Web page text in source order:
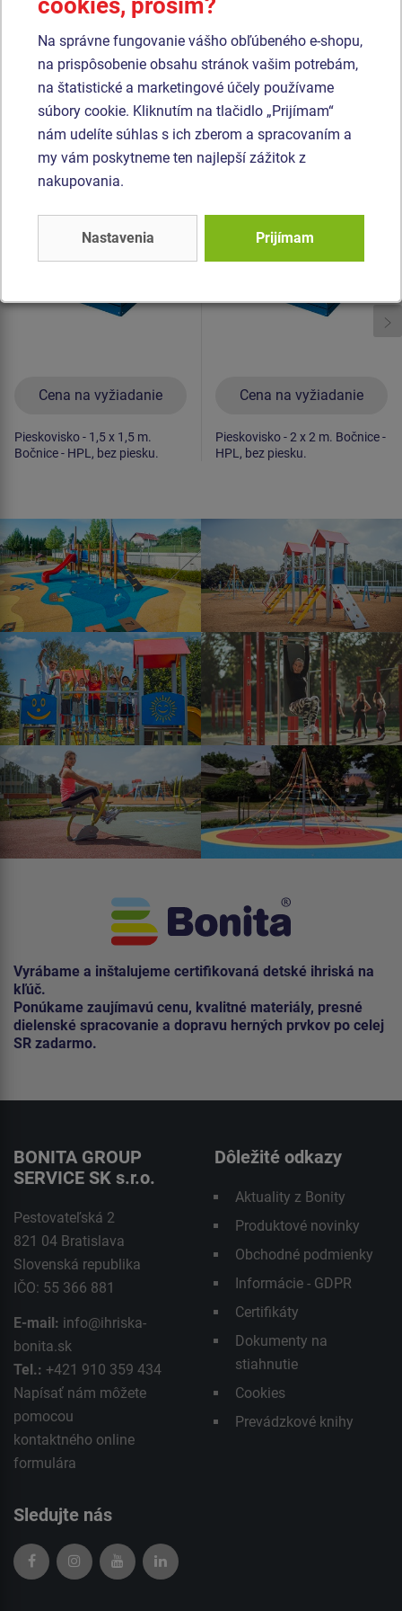
pozinkovanej ocele a nasledne opatrena praškovou
pozinkovaný alebo nerezový.
Podobnýtovar
Produkt - PIH-1515-10
Pieskovisko so
PIH1515
Cena na vyžiadanie
Novinka
Pieskovisko - 1,5 x 1,5 m.
Bočnice - HPL, bez piesku.
Produkt - PIH-2020-10
PIH2020
Cena na vyžiadanie
Pieskovisko - 2 x 2 m. Bočnice -
HPL, bez piesku.
Vyrábame a inštalujeme certifikovaná detské ihriská na
kľúč.
Ponúkame zaujímavú cenu, kvalitné materiály, presné
dielenské spracovanie a dopravu herných prvkov po celej
SR zadarmo.
BONITA GROUP
SERVICE SK s.r.o.
Pestovateľská 2
821 04 Bratislava
Slovenská republika
IČO: 55 366 881
E-mail: info@ihriska-
bonita.sk
Tel.: +421 910 359 434
Napísať nám môžete
pomocou
kontaktného online
formulára
Dôležité odkazy
Aktuality z Bonity
Produktové novinky
Obchodné podmienky
Informácie - GDPR
Certifikáty
Dokumenty na
stiahnutie
Cookies
Prevádzkové knihy
Sledujte nás
Na správne fungovanie vášho obľúbeného e-shopu,
na prispôsobenie obsahu stránok vašim potrebám,
na štatistické a marketingové účely používame
súbory cookie. Kliknutím na tlačidlo „Prijímam“
nám udelíte súhlas s ich zberom a spracovaním a
my vám poskytneme ten najlepší zážitok z
nakupovania.
Nastavenia Prijímam